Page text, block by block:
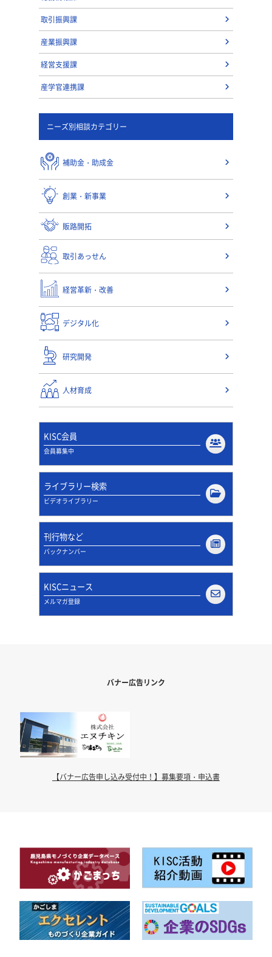
取引振興課
産業振興課
経営支援課
産学官連携課
ニーズ別相談カテゴリー
補助金・助成金
創業・新事業
販路開拓
取引あっせん
経営革新・改善
デジタル化
研究開発
人材育成
KISC会員
会員募集中
ライブラリー検索
ビデオライブラリー
刊行物など
バックナンバー
KISCニュース
メルマガ登録
バナー広告リンク
【バナー広告申し込み受付中！】募集要項・申込書